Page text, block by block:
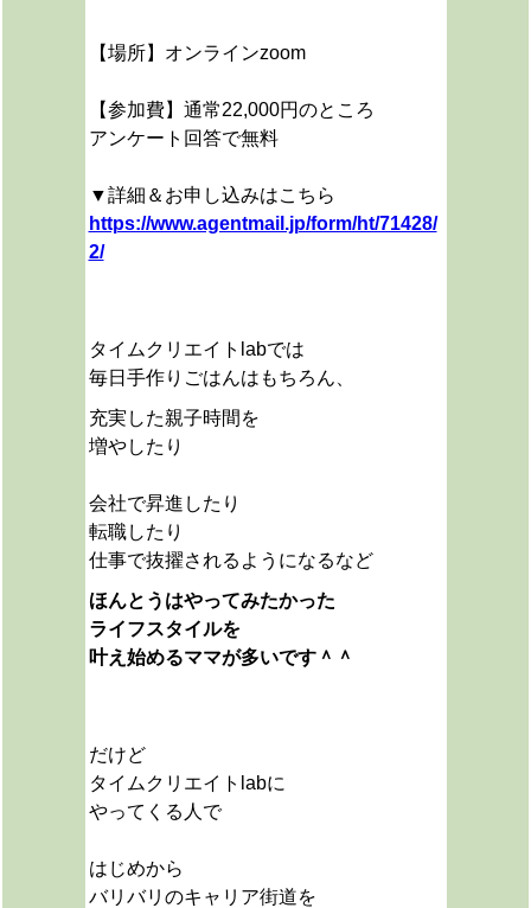
【場所】オンラインzoom
【参加費】通常22,000円のところ
アンケート回答で無料
▼詳細＆お申し込みはこちら
https://www.agentmail.jp/form/ht/71428/
2/
タイムクリエイトlabでは
毎日手作りごはんはもちろん、
充実した親子時間を
増やしたり
会社で昇進したり
転職したり
仕事で抜擢されるようになるなど
ほんとうはやってみたかった
ライフスタイルを
叶え始めるママが多いです＾＾
だけど
タイムクリエイトlabに
やってくる人で
はじめから
バリバリのキャリア街道を